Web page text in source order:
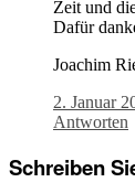
Zeit und
Dafür
Joachim
2. Januar
Antworten
Schreiben